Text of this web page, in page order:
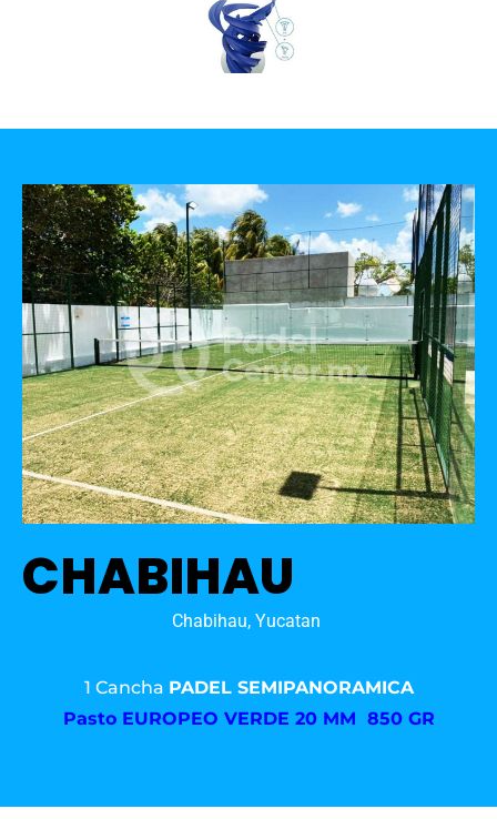
CHABIHAU
Chabihau, Yucatan
1 Cancha PADEL SEMIPANORAMICA
Pasto EUROPEO VERDE 20 MM 850 GR